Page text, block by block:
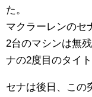
た。
マクラーレンのセ
2台のマシンは無
ナの2度目のタイ
セナは後日、この